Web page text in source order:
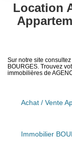
Sélectionnez...
Type de bien
Créer
Location
Sur notre site
BOURGES. Trouvez
immobilières de
Achat / Vente
Immobilier